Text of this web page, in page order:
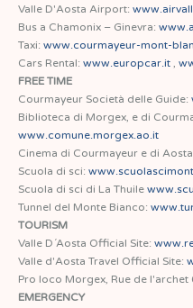
Valle D'Aosta Airport:
Bus a Chamonix – Ginevra:
Taxi: www.courmayeur-mont-
Cars Rental: www.europcar.it ,
FREE TIME
Courmayeur Società delle Guide:
Biblioteca di Morgex, e di
www.comune.morgex.ao.it
Cinema di Courmayeur e di
Scuola di sci:
Scuola di sci di La Thuile
Tunnel del Monte Bianco:
TOURISM
Valle D´Aosta Official Site:
Valle d'Aosta Travel Official Site:
Pro loco Morgex, Rue de
EMERGENCY